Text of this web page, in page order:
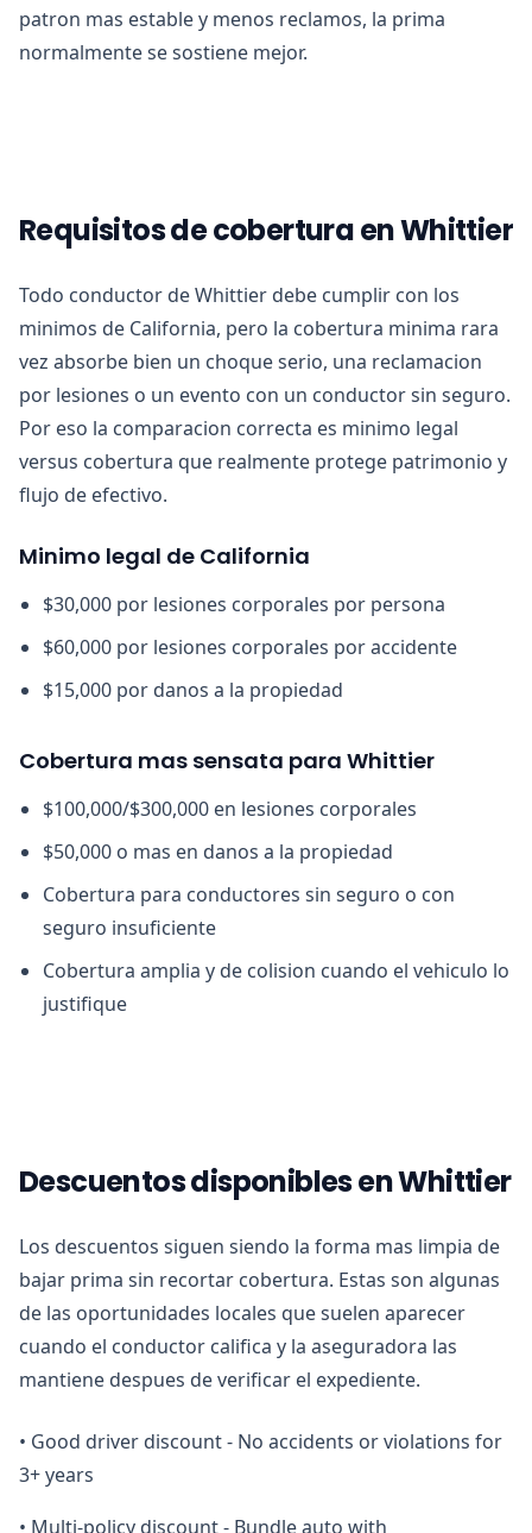
patron mas estable y menos reclamos, la prima
normalmente se sostiene mejor.
Requisitos de cobertura en Whittier
Todo conductor de Whittier debe cumplir con los
minimos de California, pero la cobertura minima rara
vez absorbe bien un choque serio, una reclamacion
por lesiones o un evento con un conductor sin seguro.
Por eso la comparacion correcta es minimo legal
versus cobertura que realmente protege patrimonio y
flujo de efectivo.
Minimo legal de California
$30,000 por lesiones corporales por persona
$60,000 por lesiones corporales por accidente
$15,000 por danos a la propiedad
Cobertura mas sensata para Whittier
$100,000/$300,000 en lesiones corporales
$50,000 o mas en danos a la propiedad
Cobertura para conductores sin seguro o con
seguro insuficiente
Cobertura amplia y de colision cuando el vehiculo lo
justifique
Descuentos disponibles en Whittier
Los descuentos siguen siendo la forma mas limpia de
bajar prima sin recortar cobertura. Estas son algunas
de las oportunidades locales que suelen aparecer
cuando el conductor califica y la aseguradora las
mantiene despues de verificar el expediente.
• Good driver discount - No accidents or violations for
3+ years
• Multi-policy discount - Bundle auto with